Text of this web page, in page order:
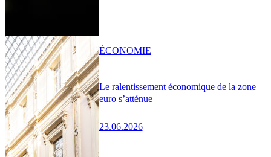
Le ralentissement économique de la zone
euro s’atténue
23.06.2026
ÉCONOMIE